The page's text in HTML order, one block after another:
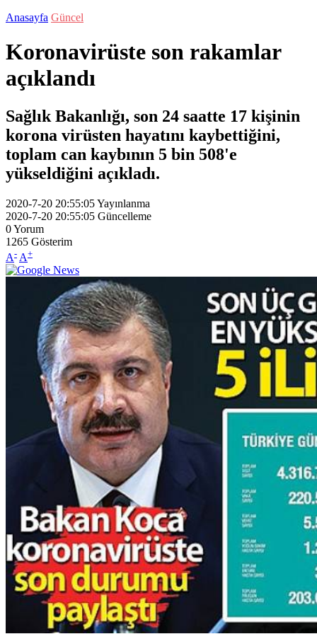
Anasayfa Güncel
Koronavirüste son rakamlar
açıklandı
Sağlık Bakanlığı, son 24 saatte 17 kişinin
korona virüsten hayatını kaybettiğini,
toplam can kaybının 5 bin 508'e
yükseldiğini açıkladı.
2020-7-20 20:55:05Yayınlanma
2020-7-20 20:55:05 Güncelleme
0Yorum
1265 Gösterim
A- A+